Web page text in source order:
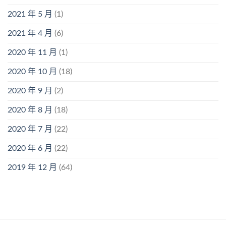
2021 年 5 月 (1)
2021 年 4 月 (6)
2020 年 11 月 (1)
2020 年 10 月 (18)
2020 年 9 月 (2)
2020 年 8 月 (18)
2020 年 7 月 (22)
2020 年 6 月 (22)
2019 年 12 月 (64)